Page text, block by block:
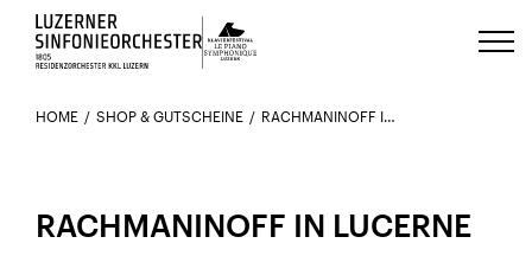
Luzerns Klavierfestival «Le Piano
HOME SHOP & GUTSCHEINE RACHMANINOFF IN LUCERNE
RACHMANINOFF IN LUCERNE